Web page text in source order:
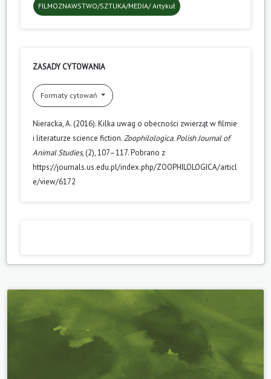
FILMOZNAWSTWO/SZTUKA/MEDIA/ Artykuł
ZASADY CYTOWANIA
Formaty cytowań
Nieracka, A. (2016). Kilka uwag o obecności zwierząt w filmie
i literaturze science fiction.Zoophilologica. Polish Journal of
Animal Studies, (2), 107–117. Pobrano z
https://journals.us.edu.pl/index.php/ZOOPHILOLOGICA/articl
e/view/6172